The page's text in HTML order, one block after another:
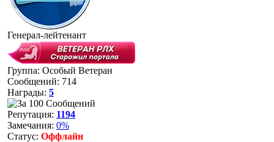
Генерал-лейтенант
Группа: Особый Ветеран
Сообщений: 714
Награды: 5
Репутация: 1194
Замечания: 0%
Статус: Оффлайн